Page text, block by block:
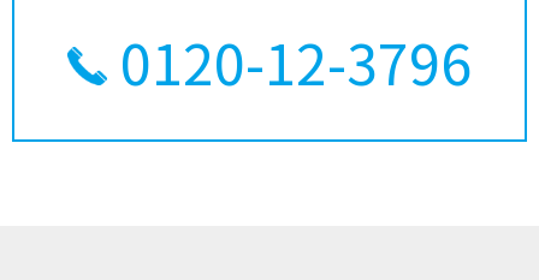
0120-12-3796